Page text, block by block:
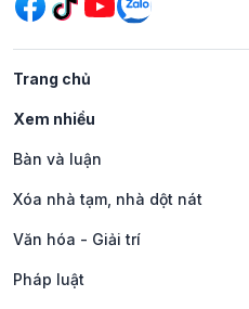
Trang chủ
Xem nhiều
Bàn và luận
Xóa nhà tạm, nhà dột nát
Văn hóa - Giải trí
Pháp luật